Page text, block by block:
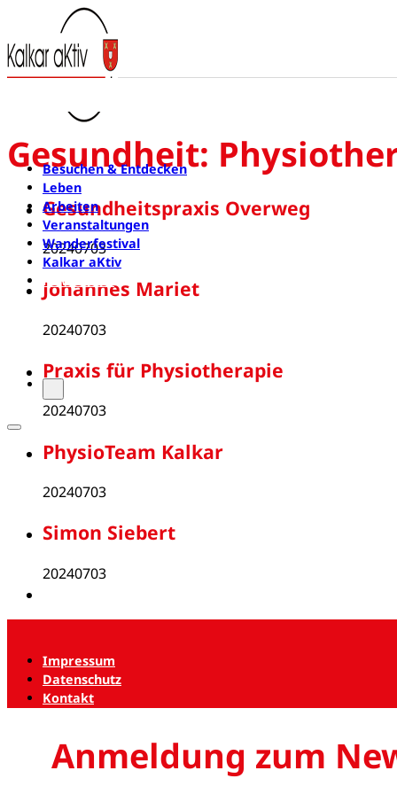
Besuchen & Entdecken
Leben
Arbeiten
Veranstaltungen
Wanderfestival
Kalkar aKtiv
Newsletter
Gesundheit:
Gesundheitspraxis Overweg
20240703
Johannes Mariet
20240703
Praxis für Physiotherapie
20240703
PhysioTeam Kalkar
20240703
Simon Siebert
20240703
Impressum
Datenschutz
Kontakt
Anmeldung zum